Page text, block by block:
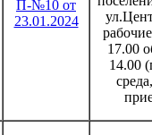
П-№10 от
23.01.2024
17.00
14.00